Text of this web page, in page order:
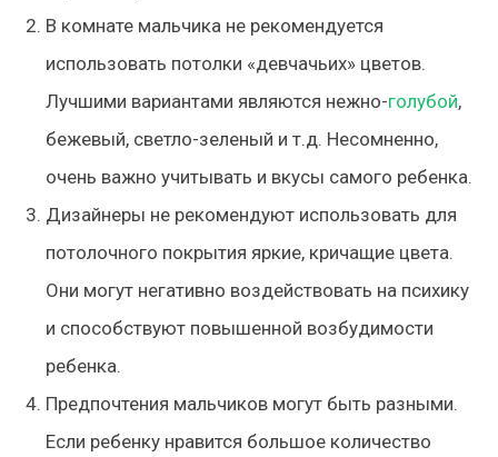
В комнате мальчика не рекомендуется
использовать потолки «девчачьих» цветов.
Лучшими вариантами являются нежно-голубой,
бежевый, светло-зеленый и т.д. Несомненно,
очень важно учитывать и вкусы самого ребенка.
Дизайнеры не рекомендуют использовать для
потолочного покрытия яркие, кричащие цвета.
Они могут негативно воздействовать на психику
и способствуют повышенной возбудимости
ребенка.
Предпочтения мальчиков могут быть разными.
Если ребенку нравится большое количество